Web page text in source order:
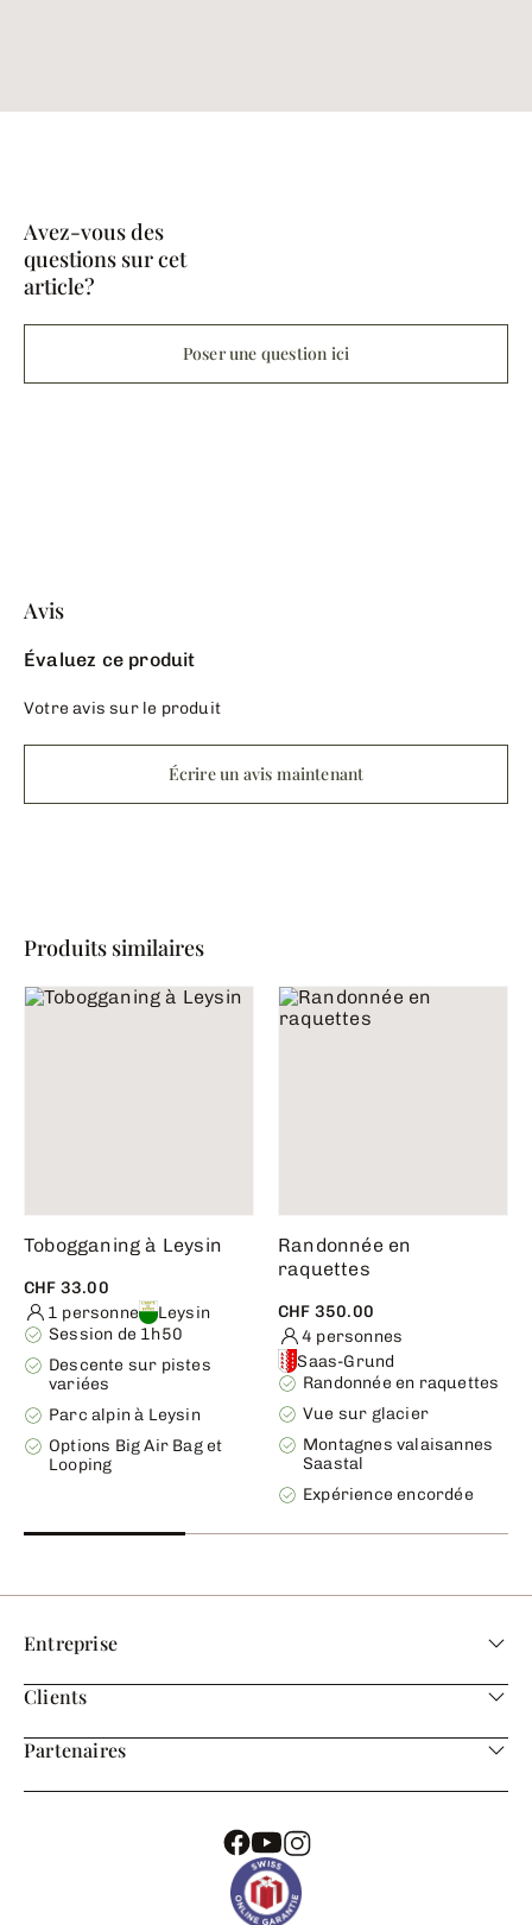
Avez-vous des
questions sur cet
article?
Poser une question ici
Avis
Évaluez ce produit
Votre avis sur le produit
Écrire un avis maintenant
Produits similaires
Tobogganing à Leysin
CHF 33.00
1 personne
Leysin
Session de 1h50
Descente sur pistes
variées
Parc alpin à Leysin
Options Big Air Bag et
Looping
Randonnée en
raquettes
CHF 350.00
4 personnes
Saas-Grund
Randonnée en raquettes
Vue sur glacier
Montagnes valaisannes
Saastal
Expérience encordée
Entreprise
Clients
Partenaires